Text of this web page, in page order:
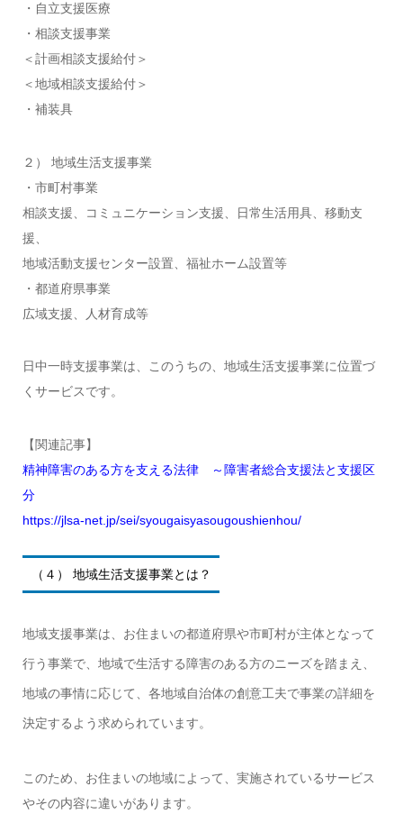
・自立支援医療
・相談支援事業
＜計画相談支援給付＞
＜地域相談支援給付＞
・補装具
２） 地域生活支援事業
・市町村事業
相談支援、コミュニケーション支援、日常生活用具、移動支
援、
地域活動支援センター設置、福祉ホーム設置等
・都道府県事業
広域支援、人材育成等
日中一時支援事業は、このうちの、地域生活支援事業に位置づ
くサービスです。
【関連記事】
精神障害のある方を支える法律 ～障害者総合支援法と支援区
分
https://jlsa-net.jp/sei/syougaisyasougoushienhou/
（４） 地域生活支援事業とは？
地域支援事業は、お住まいの都道府県や市町村が主体となって
行う事業で、地域で生活する障害のある方のニーズを踏まえ、
地域の事情に応じて、各地域自治体の創意工夫で事業の詳細を
決定するよう求められています。
このため、お住まいの地域によって、実施されているサービス
やその内容に違いがあります。